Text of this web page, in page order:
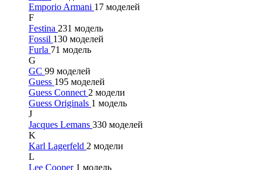
Emporio Armani 17 моделей
F
Festina 231 модель
Fossil 130 моделей
Furla 71 модель
G
GC 99 моделей
Guess 195 моделей
Guess Connect 2 модели
Guess Originals 1 модель
J
Jacques Lemans 330 моделей
K
Karl Lagerfeld 2 модели
L
Lee Cooper 1 модель